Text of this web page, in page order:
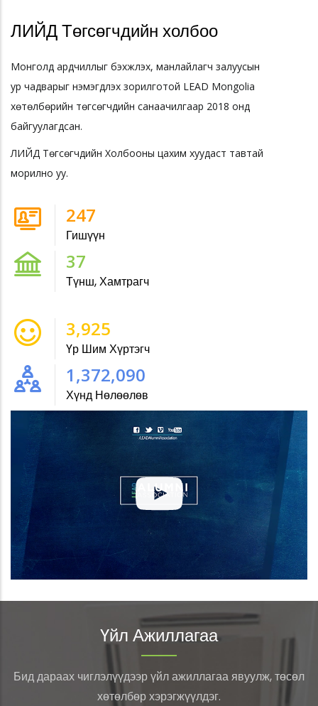
ЛИЙД Төгсөгчдийн холбоо
Монголд ардчиллыг бэхжүүлэх, манлайлагч залуусын
ур чадварыг нэмэгдүүлэх зорилготой LEAD Mongolia
хөтөлбөрийн төгсөгчдийн санаачилгаар 2018 онд
байгуулагдсан.
ЛИЙД Төгсөгчдийн Холбооны цахим хуудаст тавтай
морилно уу.
247
Гишүүн
37
Түнш, Хамтрагч
4,534
Үр Шим Хүртэгч
1,585,000
Хүнд Нөлөөлөв
Үйл Ажиллагаа
Бид дараах чиглэлүүдээр үйл ажиллагаа явуулж, төсөл
хөтөлбөр хэрэгжүүлдэг.